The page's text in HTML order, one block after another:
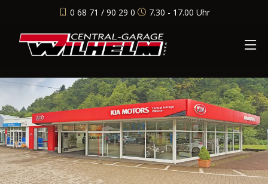
0 68 71 / 90 29 0 7.30 - 17.00 Uhr